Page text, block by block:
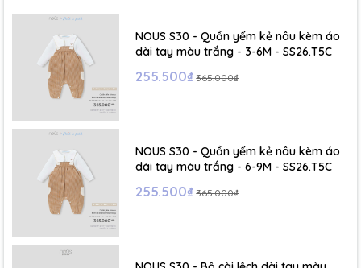
NOUS S30 - Quần yếm kẻ nâu kèm áo
dài tay màu trắng - 3-6M - SS26.T5C
255.500₫ 365.000₫
NOUS S30 - Quần yếm kẻ nâu kèm áo
dài tay màu trắng - 6-9M - SS26.T5C
255.500₫ 365.000₫